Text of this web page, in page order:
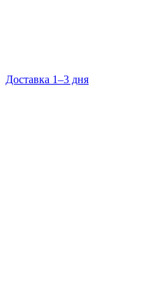
Доставка 1–3 дня